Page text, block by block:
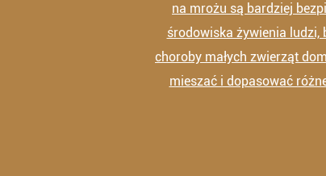
na mrożu są bardziej
środowiska żywienia ludzi,
choroby małych zwierząt
mieszać i dopasować